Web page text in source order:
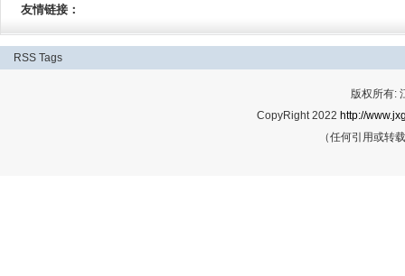
友情链接：
RSS Tags
版权所有:
CopyRight 2022 http://
（任何引用或转